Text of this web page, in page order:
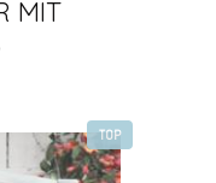
MIT
TOP